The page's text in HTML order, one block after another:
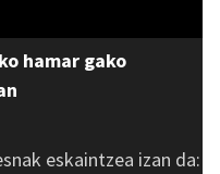
hamar gako
eskaintzea izan da: